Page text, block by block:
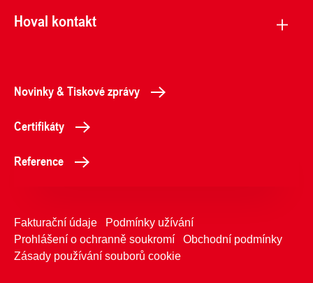
Hoval kontakt
Novinky & Tiskové zprávy
Certifikáty
Reference
Fakturační údaje
Podmínky užívání
Prohlášení o ochranně soukromí
Obchodní podmínky
Zásady používání souborů cookie